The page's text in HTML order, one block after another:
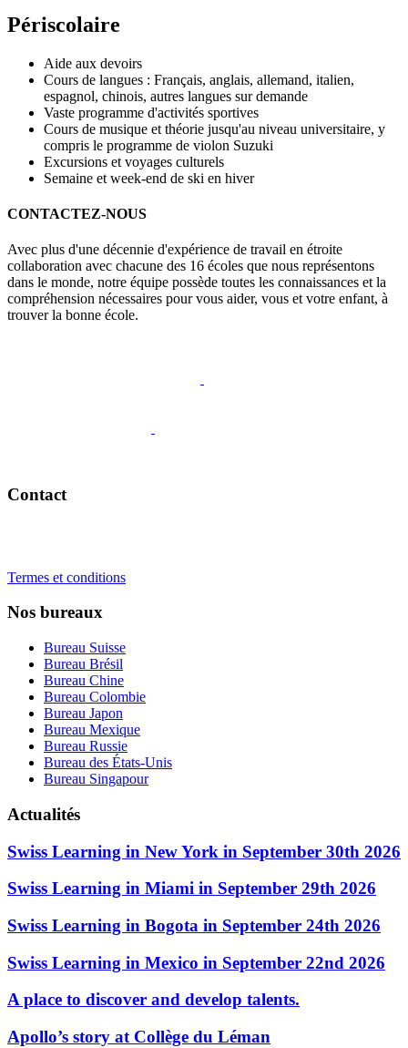
Périscolaire
Aide aux devoirs
Cours de langues : Français, anglais, allemand, italien,
espagnol, chinois, autres langues sur demande
Vaste programme d'activités sportives
Cours de musique et théorie jusqu'au niveau universitaire, y
compris le programme de violon Suzuki
Excursions et voyages culturels
Semaine et week-end de ski en hiver
CONTACTEZ-NOUS
Avec plus d'une décennie d'expérience de travail en étroite
collaboration avec chacune des 16 écoles que nous représentons
dans le monde, notre équipe possède toutes les connaissances et la
compréhension nécessaires pour vous aider, vous et votre enfant, à
trouver la bonne école.
Contact
Termes et conditions
Nos bureaux
Bureau Suisse
Bureau Brésil
Bureau Chine
Bureau Colombie
Bureau Japon
Bureau Mexique
Bureau Russie
Bureau des États-Unis
Bureau Singapour
Actualités
Swiss Learning in New York in September 30th 2026
Swiss Learning in Miami in September 29th 2026
Swiss Learning in Bogota in September 24th 2026
Swiss Learning in Mexico in September 22nd 2026
A place to discover and develop talents.
Apollo’s story at Collège du Léman